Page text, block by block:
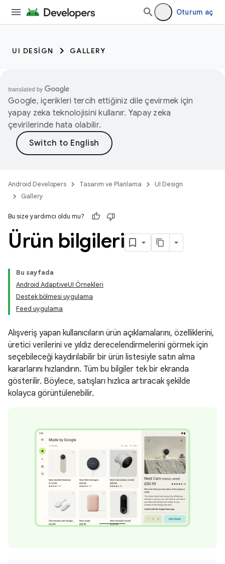
Oturum aç
UI DESIGN GALLERY
Google, içerikleri tercih ettiğiniz dile çevirmek için
yapay zeka teknolojisini kullanır. Yapay zeka
çevirilerinde hata olabilir.
Android Developers Tasarım ve Planlama
UI Design
Gallery
Bu size yardımcı oldu mu?
Ürün bilgileri
Bu sayfada
Android AdaptiveUI Örnekleri
Destek bölmesi uygulama
Feed uygulama
Alışveriş yapan kullanıcıların ürün açıklamalarını, özelliklerini,
üretici verilerini ve yıldız derecelendirmelerini görmek için
seçebileceği kaydırılabilir bir ürün listesiyle satın alma
kararlarını hızlandırın. Tüm bu bilgiler tek bir ekranda
gösterilir. Böylece, satışları hızlıca artıracak şekilde
kolayca görüntülenebilir.